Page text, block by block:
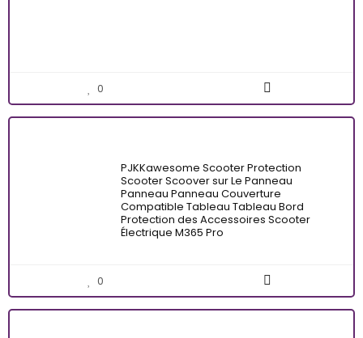
0
PJKKawesome Scooter Protection
Scooter Scoover sur Le Panneau
Panneau Panneau Couverture
Compatible Tableau Tableau Bord
Protection des Accessoires Scooter
Électrique M365 Pro
0